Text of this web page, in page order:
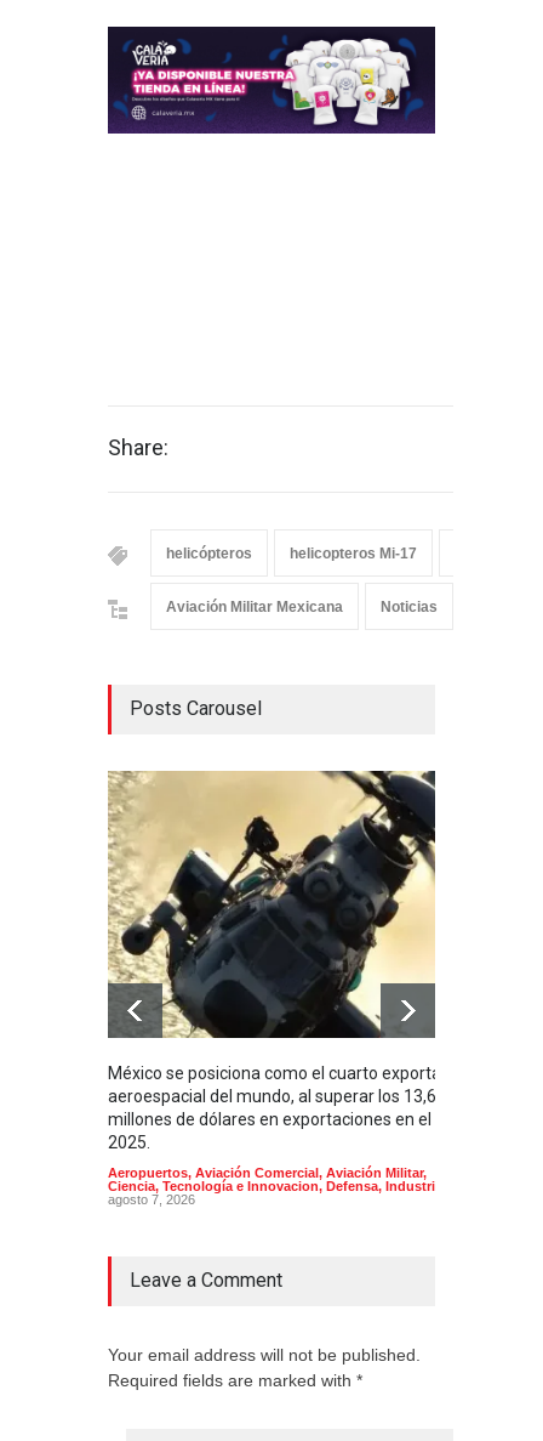
Share:
helicópteros helicopteros Mi-17
Aviación Militar Mexicana Noticias
Posts Carousel
México se posiciona como el cuarto exportador
aeroespacial del mundo, al superar los 13,600
millones de dólares en exportaciones en el
2025.
Aeropuertos, Aviación Comercial, Aviación Militar,
Ciencia, Tecnología e Innovacion, Defensa, Industria
agosto 7, 2026
Leave a Comment
Your email address will not be published.
Required fields are marked with *